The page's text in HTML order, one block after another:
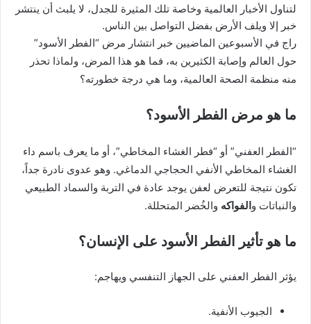
لتناول الأخبار العالمية وخاصة تلك المثيرة للجدل، لا يلبث أن ينتشر
خبر إلا ويلف الأرض بفضل التواصل بين الناس.
راج في الأسبوعين الماضيين خبر انتشار مرض “الفطر الأسود”
حول العالم وإصابة الكثيرين به، فما هو هذا المرض، ولماذا تحذر
منه منظمة الصحة العالمية، وما هي درجة خطورته؟
ما هو مرض الفطر الأسود؟
“الفطر العفني” أو “فطر الغشاء المخاطي”، أو ما يعرف باسم داء
الغشاء المخاطي الأنفي الحجاجي الدماغي. وهو عدوى نادرة جداً،
تكون نتيجة للتعرض لعفن يوجد عادة في التربة والسماد الطبيعي
والنباتات و الفواكه والخُضر المتحللة.
ما هو تأثير الفطر الأسود على الإنسان؟
يؤثر الفطر العفني على الجهاز التنفسي ويهاجم:
الجيوب الأنفية.